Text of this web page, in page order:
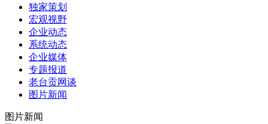
独家策划
宏观视野
企业动态
系统动态
企业媒体
专题报道
老台贡网谈
图片新闻
图片新闻